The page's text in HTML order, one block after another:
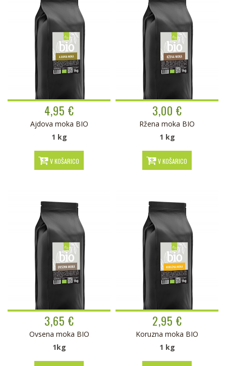
4,95 €
Ajdova moka BIO
1 kg
V KOŠARICO
3,00 €
Ržena moka BIO
1 kg
V KOŠARICO
3,65 €
Ovsena moka BIO
1kg
2,95 €
Koruzna moka BIO
1 kg